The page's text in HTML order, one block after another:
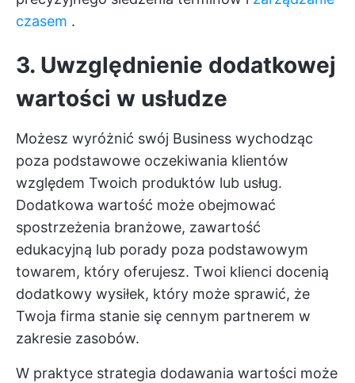
czasem .
3. Uwzględnienie dodatkowej
wartości w usłudze
Możesz wyróżnić swój Business wychodząc
poza podstawowe oczekiwania klientów
względem Twoich produktów lub usług.
Dodatkowa wartość może obejmować
spostrzeżenia branżowe, zawartość
edukacyjną lub porady poza podstawowym
towarem, który oferujesz. Twoi klienci docenią
dodatkowy wysiłek, który może sprawić, że
Twoja firma stanie się cennym partnerem w
zakresie zasobów.
W praktyce strategia dodawania wartości może